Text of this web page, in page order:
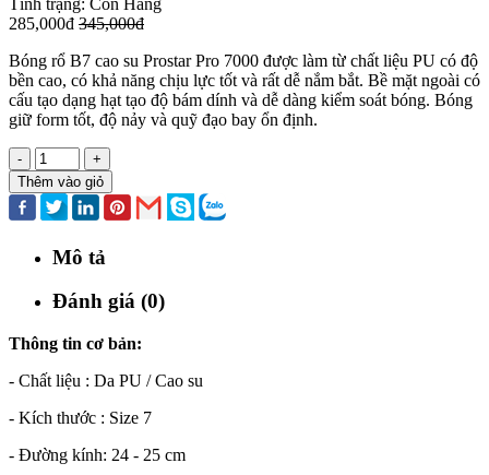
285,000đ 345,000đ
Bóng rổ B7 cao su Prostar Pro 7000 được làm từ chất liệu PU có độ
bền cao, có khả năng chịu lực tốt và rất dễ nắm bắt. Bề mặt ngoài có
cấu tạo dạng hạt tạo độ bám dính và dễ dàng kiểm soát bóng. Bóng
giữ form tốt, độ nảy và quỹ đạo bay ổn định.
-
+
Thêm vào giỏ
Mô tả
Đánh giá (0)
Thông tin cơ bản:
- Chất liệu : Da PU / Cao su
- Kích thước : Size 7
- Đường kính: 24 - 25 cm